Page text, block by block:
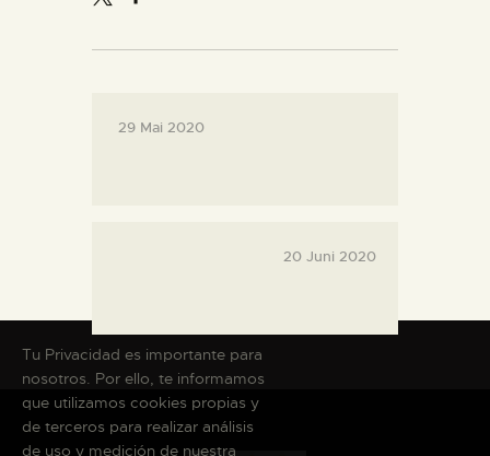
DIGITALE RESSOURCEN
DEUTSCH
29 Mai 2020
20 Juni 2020
Tu Privacidad es importante para
nosotros. Por ello, te informamos
que utilizamos cookies propias y
de terceros para realizar análisis
de uso y medición de nuestra